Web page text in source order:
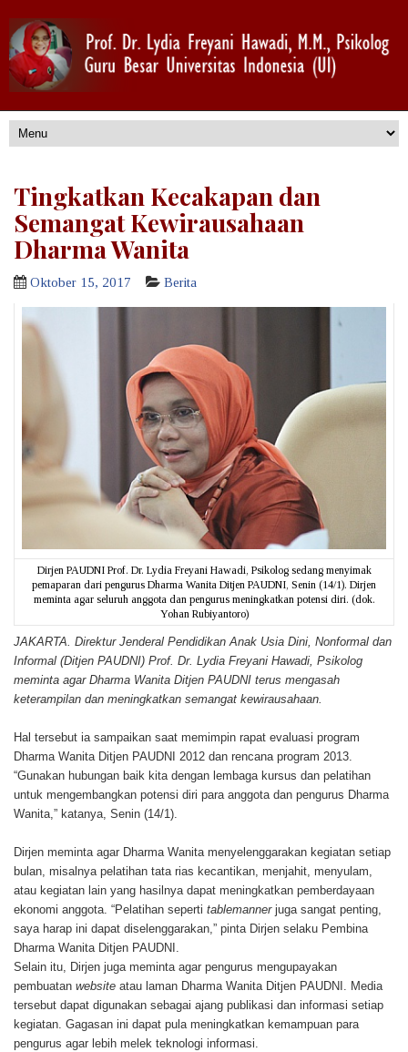
Tingkatkan Kecakapan dan
Semangat Kewirausahaan
Dharma Wanita
Oktober 15, 2017 Berita
Dirjen PAUDNI Prof. Dr. Lydia Freyani Hawadi, Psikolog sedang menyimak
pemaparan dari pengurus Dharma Wanita Ditjen PAUDNI, Senin (14/1). Dirjen
meminta agar seluruh anggota dan pengurus meningkatkan potensi diri. (dok.
Yohan Rubiyantoro)
JAKARTA. Direktur Jenderal Pendidikan Anak Usia Dini, Nonformal dan
Informal (Ditjen PAUDNI) Prof. Dr. Lydia Freyani Hawadi, Psikolog
meminta agar Dharma Wanita Ditjen PAUDNI terus mengasah
keterampilan dan meningkatkan semangat kewirausahaan.
Hal tersebut ia sampaikan saat memimpin rapat evaluasi program
Dharma Wanita Ditjen PAUDNI 2012 dan rencana program 2013.
“Gunakan hubungan baik kita dengan lembaga kursus dan pelatihan
untuk mengembangkan potensi diri para anggota dan pengurus Dharma
Wanita,” katanya, Senin (14/1).
Dirjen meminta agar Dharma Wanita menyelenggarakan kegiatan setiap
bulan, misalnya pelatihan tata rias kecantikan, menjahit, menyulam,
atau kegiatan lain yang hasilnya dapat meningkatkan pemberdayaan
ekonomi anggota. “Pelatihan seperti tablemannerjuga sangat penting,
saya harap ini dapat diselenggarakan,” pinta Dirjen selaku Pembina
Dharma Wanita Ditjen PAUDNI.
Selain itu, Dirjen juga meminta agar pengurus mengupayakan
pembuatan website atau laman Dharma Wanita Ditjen PAUDNI. Media
tersebut dapat digunakan sebagai ajang publikasi dan informasi setiap
kegiatan. Gagasan ini dapat pula meningkatkan kemampuan para
pengurus agar lebih melek teknologi informasi.